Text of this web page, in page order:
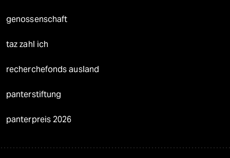
genossenschaft
taz zahl ich
recherchefonds ausland
panterstiftung
panterpreis 2026